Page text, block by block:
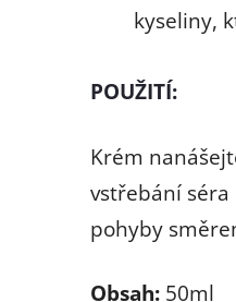
kyseliny,
POUŽITÍ:
Krém
vstřebání
pohyby
Obsah: 50ml